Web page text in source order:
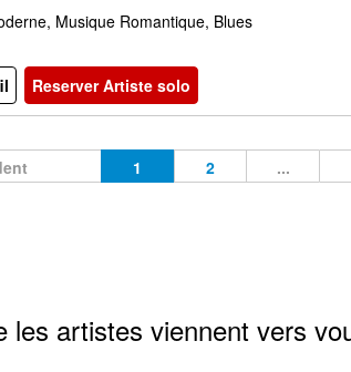
Musique Romantique, Blues
Reserver Artiste solo
1 2 ...
les artistes viennent vers